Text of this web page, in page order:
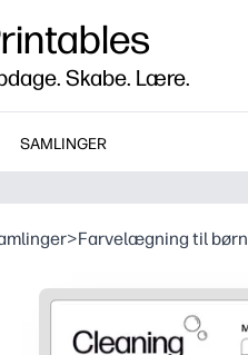
Skabe. Lære.
SAMLINGER
>Farvelægning til børn